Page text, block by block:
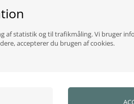
af statistik og til trafikmåling. Vi bruger
accepterer du brugen af cookies.
Anvendelse:Alt glat
Lad produktet virke i
Tør overskydende olie af